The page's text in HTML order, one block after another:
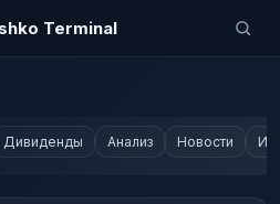
Terminal
Дивиденды Анализ Новости